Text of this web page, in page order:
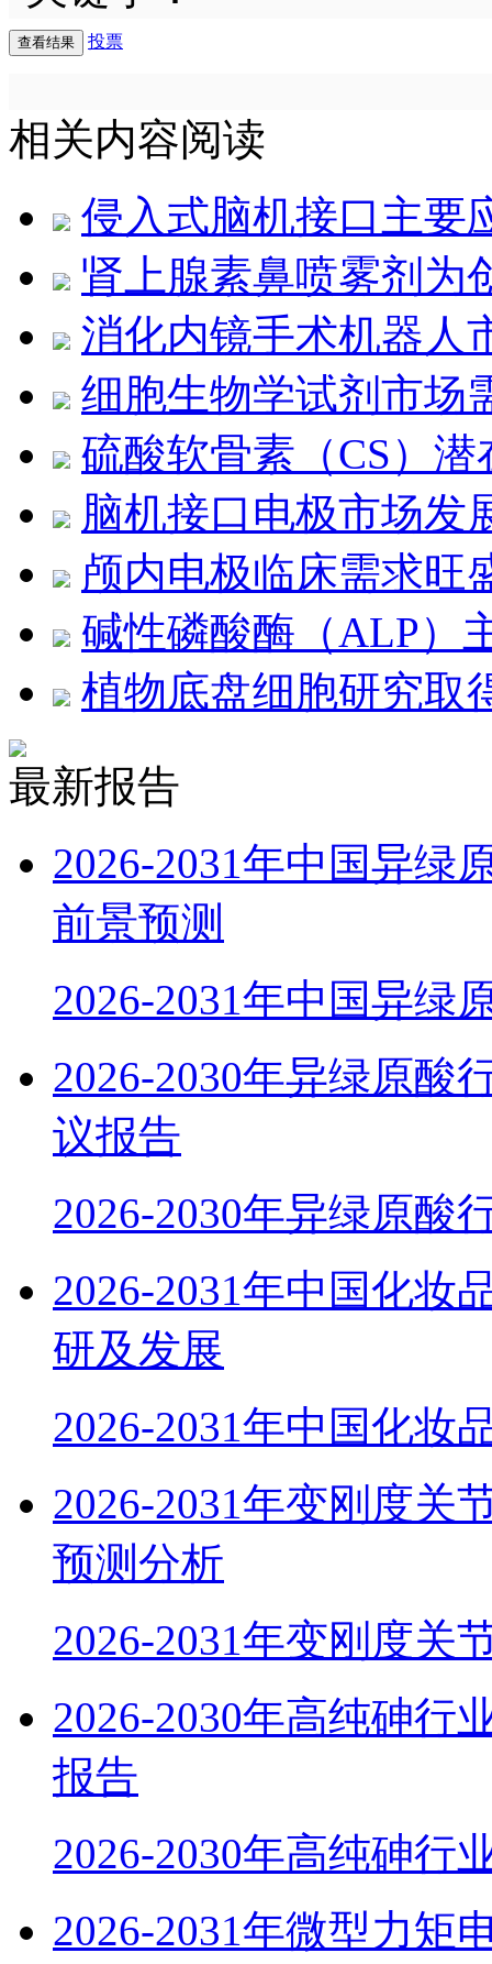
投票
相关内容阅读
侵入式脑机接口主要
肾上腺素鼻喷雾剂为
消化内镜手术机器人
细胞生物学试剂市场
硫酸软骨素（CS）
脑机接口电极市场发
颅内电极临床需求旺
碱性磷酸酶（ALP）
植物底盘细胞研究取
最新报告
2026-2031年中国异绿
前景预测
2026-2031年中国异绿
2026-2030年异绿原酸
议报告
2026-2030年异绿原酸
2026-2031年中国化妆
研及发展
2026-2031年中国化妆
2026-2031年变刚度关
预测分析
2026-2031年变刚度关
2026-2030年高纯砷行
报告
2026-2030年高纯砷行
2026-2031年微型力矩